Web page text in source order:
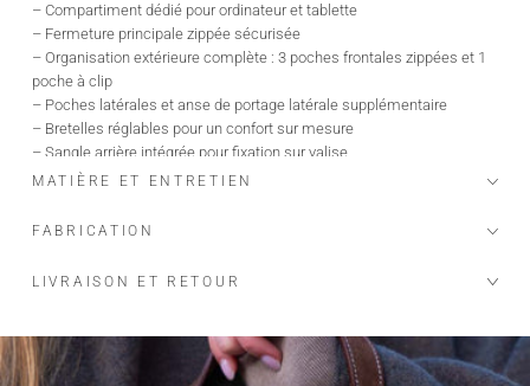
– Compartiment dédié pour ordinateur et tablette
– Fermeture principale zippée sécurisée
– Organisation extérieure complète : 3 poches frontales zippées et 1
poche à clip
– Poches latérales et anse de portage latérale supplémentaire
– Bretelles réglables pour un confort sur mesure
– Sangle arrière intégrée pour fixation sur valise
– Dimensions : 30 x 42,5 x 14 cm (longueur x hauteur x profondeur)
MATIÈRE ET ENTRETIEN
FABRICATION
LIVRAISON ET RETOUR